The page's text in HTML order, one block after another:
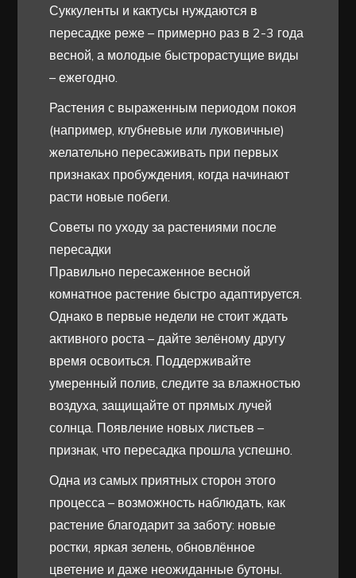
Суккуленты и кактусы нуждаются в
пересадке реже – примерно раз в 2-3 года
весной, а молодые быстрорастущие виды
– ежегодно.
Растения с выраженным периодом покоя
(например, клубневые или луковичные)
желательно пересаживать при первых
признаках пробуждения, когда начинают
расти новые побеги.
Советы по уходу за растениями после
пересадки
Правильно пересаженное весной
комнатное растение быстро адаптируется.
Однако в первые недели не стоит ждать
активного роста – дайте зелёному другу
время освоиться. Поддерживайте
умеренный полив, следите за влажностью
воздуха, защищайте от прямых лучей
солнца. Появление новых листьев –
признак, что пересадка прошла успешно.
Одна из самых приятных сторон этого
процесса – возможность наблюдать, как
растение благодарит за заботу: новые
ростки, яркая зелень, обновлённое
цветение и даже неожиданные бутоны.